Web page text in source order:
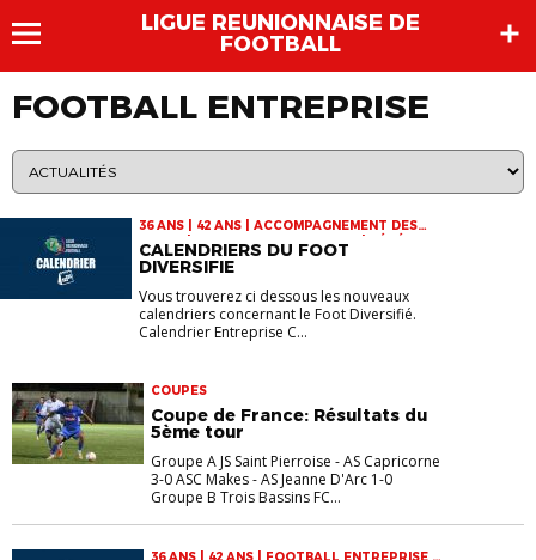
LIGUE REUNIONNAISE DE
FOOTBALL
FOOTBALL ENTREPRISE
36 ANS | 42 ANS | ACCOMPAGNEMENT DES
CLUBS | FOOTBALL ENTREPRISE | VÉTÉRANS
| VIE DES CLUBS
CALENDRIERS DU FOOT
DIVERSIFIE
Vous trouverez ci dessous les nouveaux
calendriers concernant le Foot Diversifié.
Calendrier Entreprise C...
COUPES
Coupe de France: Résultats du
5ème tour
Groupe A JS Saint Pierroise - AS Capricorne
3-0 ASC Makes - AS Jeanne D'Arc 1-0
Groupe B Trois Bassins FC...